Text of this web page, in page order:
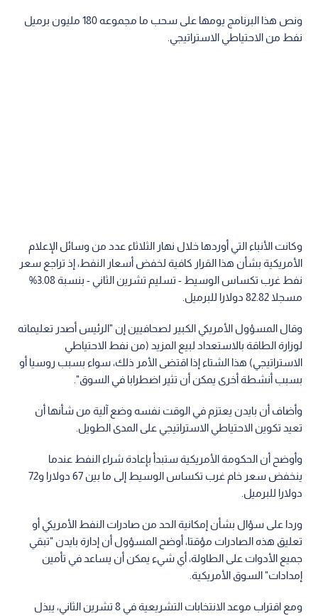
ونص هذا البرنامج يومها على سحب ما مجموعه 180 مليون برميل
نفط من الاحتياطي الاستراتيجي.
وكانت الأنباء التي أوردها خلال نهار الثلاثاء عدد من وسائل الإعلام
الأمريكية بشأن هذا القرار كافية لخفض أسعار النفط، إذ تراجع سعر
نفط غرب تكساس الوسيط - تسليم تشرين الثاني - بنسبة 3.08%
مسجلا 82.82 دولارا للبرميل.
وقال المسؤول الأمريكي الكبير لصحافيين إن "الرئيس أصدر تعليماته
لوزارة الطاقة بالاستعداد لبيع المزيد (من نفط الاحتياطي
الاستراتيجي) هذا الشتاء إذا اقتضى الأمر ذلك، سواء بسبب روسيا أو
بسبب أنشطة أخرى يمكن أن تثير اضطرابا في السوق".
وأضاف أن بايدن يعتزم في الوقت نفسه وضع آلية من شأنها أن
تعيد تكوين الاحتياطي الاستراتيجي على المدى الطويل.
وأوضح أن الحكومة الأمريكية ستبدأ بإعادة شراء النفط عندما
ينخفض سعر خام غرب تكساس الوسيط إلى ما بين 67 دولارا و72
دولارا للبرميل.
وردا على سؤال بشأن إمكانية الحد من صادرات النفط الأمريكي أو
تعليق هذه الصادرات مؤقتا، أوضح المسؤول أن إدارة بايدن "تبقي
جميع الأدوات على الطاولة، أي شيء يمكن أن يساعد في تأمين
إمدادات" السوق الأمريكية.
ومع اقتراب موعد الانتخابات التشريعية في 8 تشرين الثاني، يبذل